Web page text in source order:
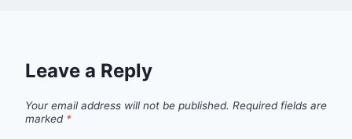
Leave a Reply
Your email address will not be published. Required fields are
marked *